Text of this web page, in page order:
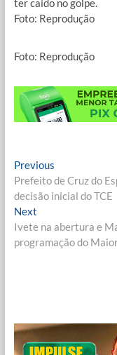
ter caído no golpe.
Foto: Reprodução
Foto: Reprodução
Navegação
de
Post
PreviousPrevious
post:
Prefeito de Cruz do
decisão inicial do TCE
NextNext
post:
Ivete na abertura e
programação do